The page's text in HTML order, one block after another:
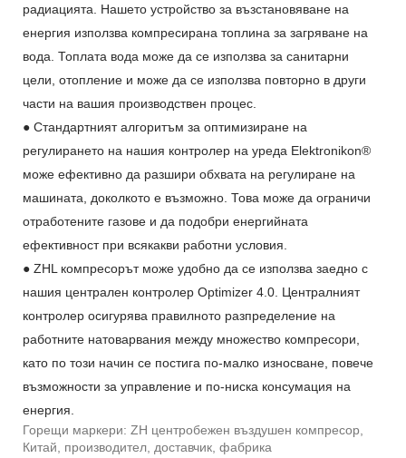
радиацията. Нашето устройство за възстановяване на
енергия използва компресирана топлина за загряване на
вода. Топлата вода може да се използва за санитарни
цели, отопление и може да се използва повторно в други
части на вашия производствен процес.
● Стандартният алгоритъм за оптимизиране на
регулирането на нашия контролер на уреда Elektronikon®
може ефективно да разшири обхвата на регулиране на
машината, доколкото е възможно. Това може да ограничи
отработените газове и да подобри енергийната
ефективност при всякакви работни условия.
● ZHL компресорът може удобно да се използва заедно с
нашия централен контролер Optimizer 4.0. Централният
контролер осигурява правилното разпределение на
работните натоварвания между множество компресори,
като по този начин се постига по-малко износване, повече
възможности за управление и по-ниска консумация на
енергия.
Горещи маркери: ZH центробежен въздушен компресор,
Китай, производител, доставчик, фабрика